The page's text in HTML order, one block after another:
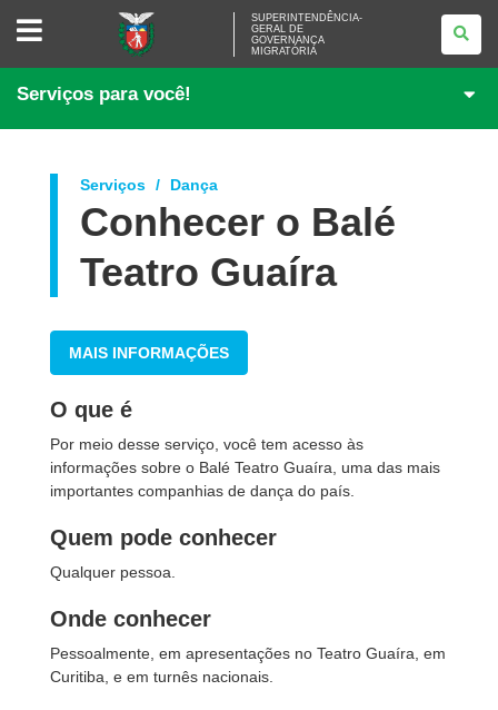
SUPERINTENDÊNCIA-
GOVERNANÇA
SUPERINTENDÊNCIA-
GERAL DE
GOVERNANÇA
MIGRATÓRIA
Serviços para você!
Serviços Dança
Conhecer o Balé
Teatro Guaíra
MAIS INFORMAÇÕES
O que é
Por meio desse serviço, você tem acesso às
informações sobre o Balé Teatro Guaíra, uma das mais
importantes companhias de dança do país.
Quem pode conhecer
Qualquer pessoa.
Onde conhecer
Pessoalmente, em apresentações no Teatro Guaíra, em
Curitiba, e em turnês nacionais.